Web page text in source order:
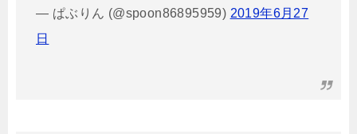
— ぱぶりん (@spoon86895959) 2019年6月27
日